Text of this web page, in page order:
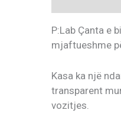
P:Lab Çanta e
mjaftueshme
Kasa ka një
transparent
vozitjes.